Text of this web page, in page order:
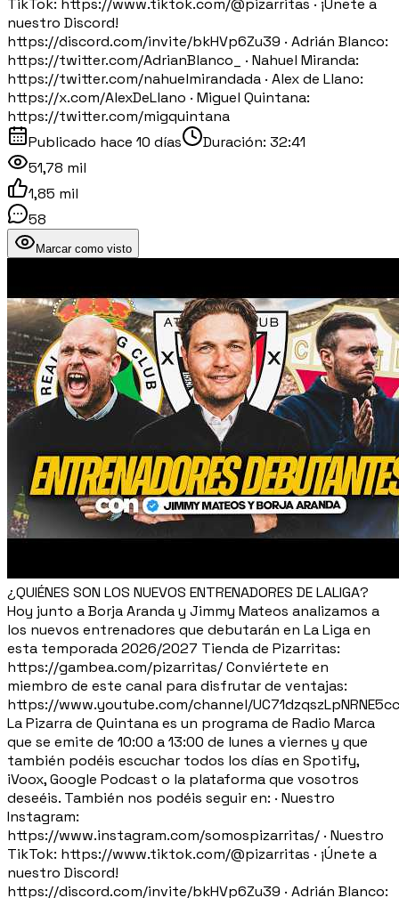
TikTok: https://www.tiktok.com/@pizarritas · ¡Únete a
nuestro Discord!
https://discord.com/invite/bkHVp6Zu39 · Adrián Blanco:
https://twitter.com/AdrianBlanco_ · Nahuel Miranda:
https://twitter.com/nahuelmirandada · Alex de Llano:
https://x.com/AlexDeLlano · Miguel Quintana:
https://twitter.com/migquintana
Publicado hace 10 días Duración: 32:41
51,78 mil
1,85 mil
58
Marcar como visto
¿QUIÉNES SON LOS NUEVOS ENTRENADORES DE LALIGA?
Hoy junto a Borja Aranda y Jimmy Mateos analizamos a
los nuevos entrenadores que debutarán en La Liga en
esta temporada 2026/2027 Tienda de Pizarritas:
https://gambea.com/pizarritas/ Conviértete en
miembro de este canal para disfrutar de ventajas:
https://www.youtube.com/channel/
La Pizarra de Quintana es un programa de Radio Marca
que se emite de 10:00 a 13:00 de lunes a viernes y que
también podéis escuchar todos los días en Spotify,
iVoox, Google Podcast o la plataforma que vosotros
deseéis. También nos podéis seguir en: · Nuestro
Instagram:
https://www.instagram.com/somospizarritas/ · Nuestro
TikTok: https://www.tiktok.com/@pizarritas · ¡Únete a
nuestro Discord!
https://discord.com/invite/bkHVp6Zu39 · Adrián Blanco: